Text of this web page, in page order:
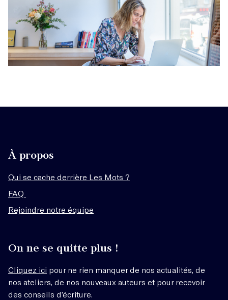
À propos
Qui se cache derrière Les Mots ?
FAQ
Rejoindre notre équipe
On ne se quitte plus !
Cliquez ici pour ne rien manquer de nos actualités, de
nos ateliers, de nos nouveaux auteurs et pour recevoir
des conseils d’écriture.